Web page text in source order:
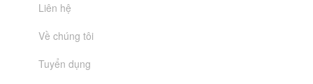
Liên hệ
Về chúng tôi
Tuyển dụng